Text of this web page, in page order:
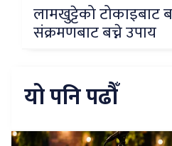
लामखुट्टेको टोकाइबाट
संक्रमणबाट बच्ने उपाय
यो पनि पढौँ